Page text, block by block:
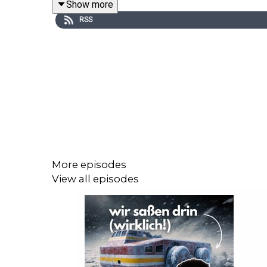
Jungs und Mädels und alle dazwischen, wir sind
Schreibt es uns unbedingt in die Kommentare
Unterstützt uns gerne bei Steady!
_______________________________
Habt ihr noch Fragen? Anregungen? KRITIK? All
info@wildundfremd.deoder
Show more
RSS
More episodes
View all episodes